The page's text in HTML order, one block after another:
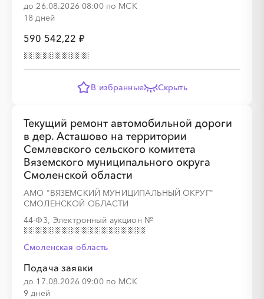
до 26.08.2026 08:00 по МСК
18 дней
590 542,22 ₽
В избранные Скрыть
Текущий ремонт автомобильной дороги
в дер. Асташово на территории
Семлевского сельского комитета
Вяземского муниципального округа
Смоленской области
АМО "ВЯЗЕМСКИЙ МУНИЦИПАЛЬНЫЙ ОКРУГ"
СМОЛЕНСКОЙ ОБЛАСТИ
44-ФЗ, Электронный аукцион №
Смоленская область
Подача заявки
до 17.08.2026 09:00 по МСК
9 дней